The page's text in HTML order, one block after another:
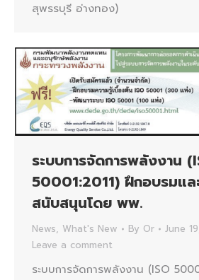
สุพรรบุรี อ่างทอง)
ระบบการจัดการพลังงาน
50001:2011) ฝึกอบรมแ
สนับสนุนโดย พพ.
News, What's New By Or
June
Leave a comment
ระบบการจัดการพลังงาน (ISO